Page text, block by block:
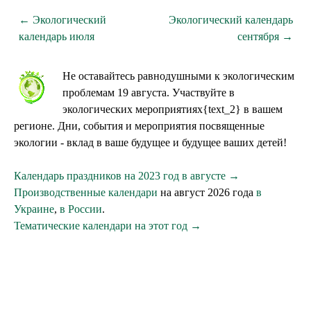
← Экологический
календарь июля
Экологический календарь
сентября →
Не оставайтесь равнодушными к экологическим
проблемам 19 августа. Участвуйте в
экологических мероприятиях{text_2} в вашем
регионе. Дни, события и мероприятия посвященные
экологии - вклад в ваше будущее и будущее ваших детей!
Календарь праздников на 2023 год в августе →
Производственные календари на август 2026 года в
Украине, в России.
Тематические календари на этот год →